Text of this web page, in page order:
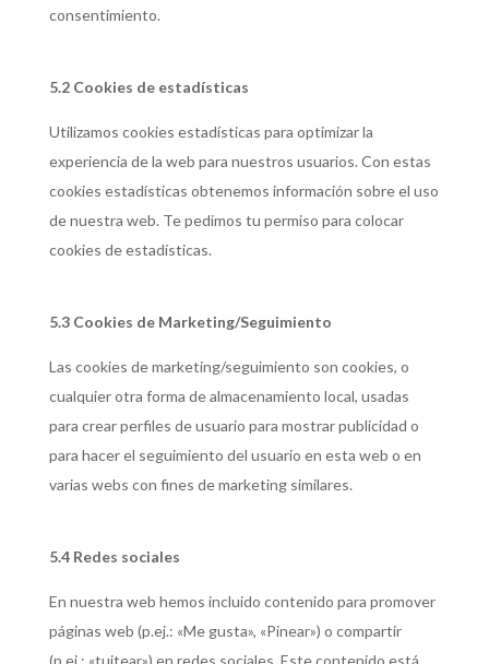
consentimiento.
5.2 Cookies de estadísticas
Utilizamos cookies estadísticas para optimizar la
experiencia de la web para nuestros usuarios. Con estas
cookies estadísticas obtenemos información sobre el uso
de nuestra web. Te pedimos tu permiso para colocar
cookies de estadísticas.
5.3 Cookies de Marketing/Seguimiento
Las cookies de marketing/seguimiento son cookies, o
cualquier otra forma de almacenamiento local, usadas
para crear perfiles de usuario para mostrar publicidad o
para hacer el seguimiento del usuario en esta web o en
varias webs con fines de marketing similares.
5.4 Redes sociales
En nuestra web hemos incluido contenido para promover
páginas web (p.ej.: «Me gusta», «Pinear») o compartir
(p.ej.: «tuitear») en redes sociales. Este contenido está